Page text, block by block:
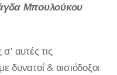
Μπουλούκου
αυτές τις
& αισιόδοξοι.